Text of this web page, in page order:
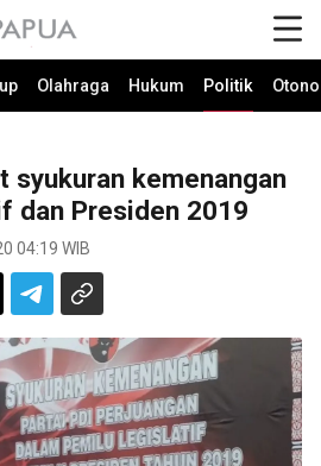
Olahraga Hukum Politik
syukuran kemenangan
dan Presiden 2019
04:19 WIB